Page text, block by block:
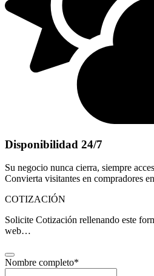
Disponibilidad 24/7
Su negocio nunca cierra, siempre
Convierta visitantes en compradores
COTIZACIÓN
Solicite Cotización rellenando este
web…
Nombre completo*